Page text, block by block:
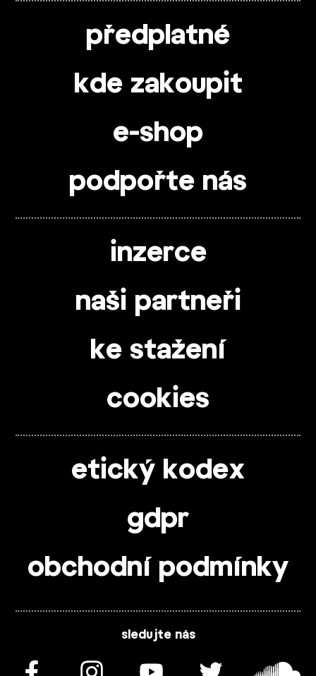
předplatné
kde zakoupit
e-shop
podpořte nás
inzerce
naši partneři
ke stažení
cookies
etický kodex
gdpr
obchodní podmínky
sledujte nás